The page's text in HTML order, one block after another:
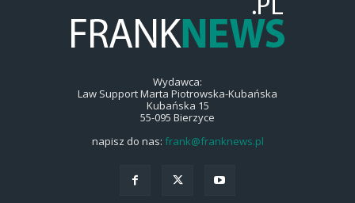
Wydawca:
Law Support Marta Piotrowska-Kubańska
Kubańska 15
55-095 Bierzyce
napisz do nas: frank@franknews.pl